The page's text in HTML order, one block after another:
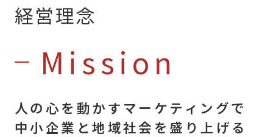
経営理念
Mission
人の心を動かすマーケティングで
中小企業と地域社会を盛り上げる